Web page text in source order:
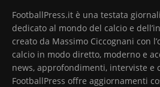
FootballPress.it è una testata
dedicato al mondo del calcio e
creato da Massimo Ciccognani con
calcio in modo diretto, moderno e
news, approfondimenti, interviste e
FootballPress offre aggiornamenti